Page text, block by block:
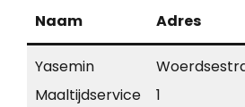
Naam Adres
Yasemin
Maaltijdservice
1